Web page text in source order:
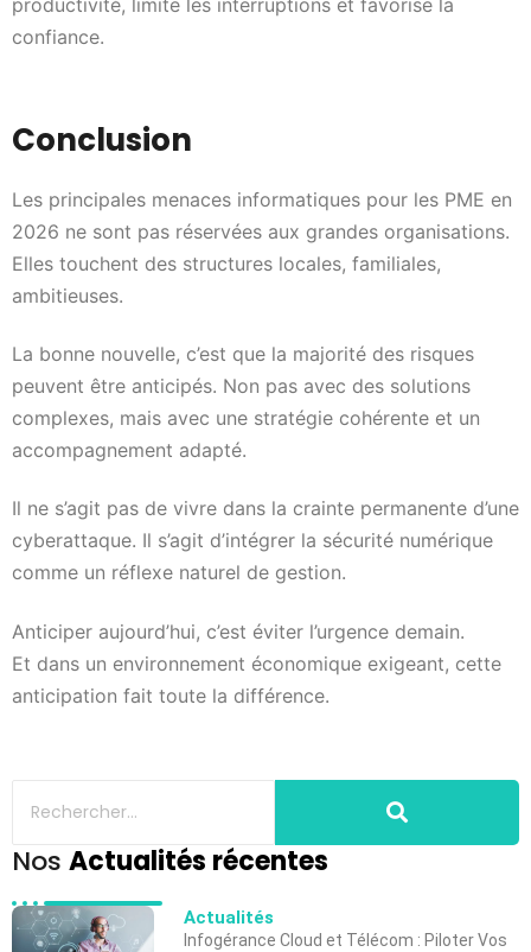
confiance.
Conclusion
Les principales menaces informatiques pour les PME en
2026 ne sont pas réservées aux grandes organisations.
Elles touchent des structures locales, familiales,
ambitieuses.
La bonne nouvelle, c’est que la majorité des risques
peuvent être anticipés. Non pas avec des solutions
complexes, mais avec une stratégie cohérente et un
accompagnement adapté.
Il ne s’agit pas de vivre dans la crainte permanente d’une
cyberattaque. Il s’agit d’intégrer la sécurité numérique
comme un réflexe naturel de gestion.
Anticiper aujourd’hui, c’est éviter l’urgence demain.
Et dans un environnement économique exigeant, cette
anticipation fait toute la différence.
Nos Actualités récentes
Actualités
Infogérance Cloud et Télécom : Piloter Vos